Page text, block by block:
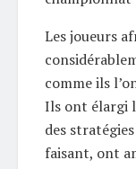
Les joueurs
comme ils
Ils ont élargi
des
faisant, ont